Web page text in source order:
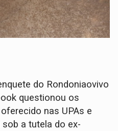
do Rondoniaovivo
questionou os
nas UPAs e
a tutela do ex-